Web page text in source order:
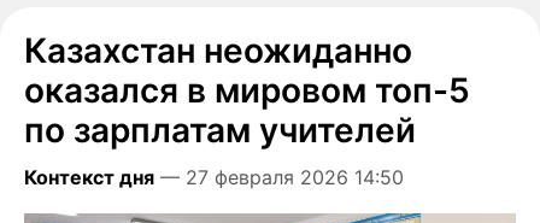
Казахстан неожиданно
оказался в мировом топ-5
по зарплатам учителей
Контекст дня — 27 февраля 2026 14:50